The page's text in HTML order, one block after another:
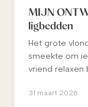
MIJN
ligbedden
Het grote
smeekte om
vriend relaxen
31 maart 2026